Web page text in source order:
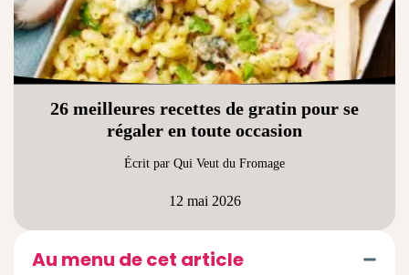
26 meilleures recettes de gratin pour se
régaler en toute occasion
Écrit par Qui Veut du Fromage
12 mai 2026
Au menu de cet article